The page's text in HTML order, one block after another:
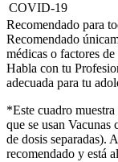
COVID-19
Recomendado para
Recomendado
médicas o factores de
Habla con tu
adecuada para tu
*Este cuadro
que se usan
de dosis separadas).
recomendado y está